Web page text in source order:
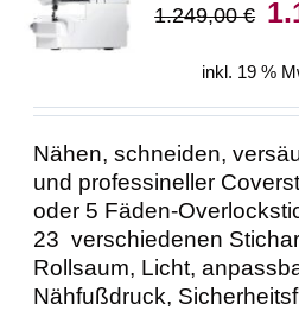
DETAILS
1.249,00€
inkl. 19 %
Nähen, schneiden,
und professineller
oder 5 Fäden-
23 verschiedenen
Rollsaum, Licht,
Nähfußdruck,